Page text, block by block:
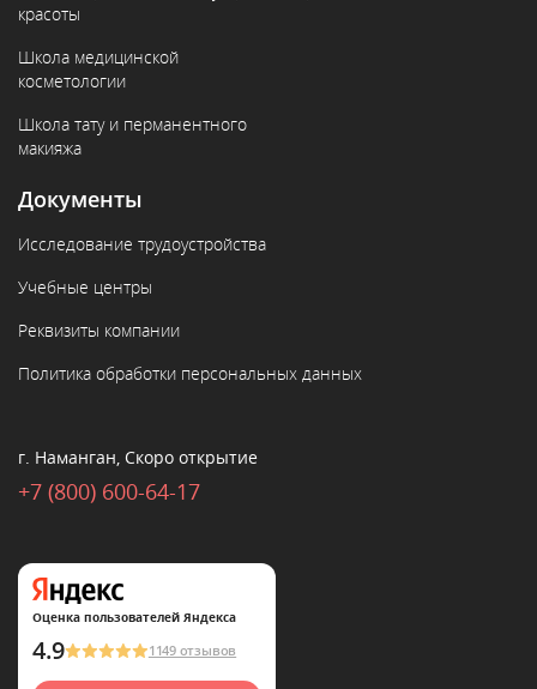
красоты
Школа медицинской
косметологии
Школа тату и перманентного
макияжа
Документы
Исследование трудоустройства
Учебные центры
Реквизиты компании
Политика обработки персональных данных
г. Наманган, Скоро открытие
+7 (800) 600-64-17
Оценка пользователей Яндекса
4.9 1149 отзывов